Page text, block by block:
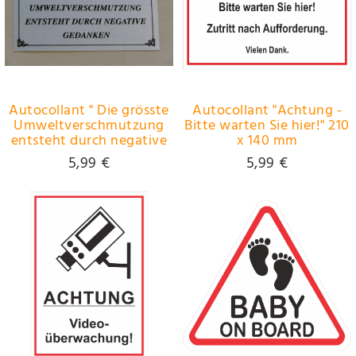
Autocollant " Die grösste
Umweltverschmutzung
entsteht durch negative
Gedanken" taille 70 x 140
mm
5,99 €
Autocollant "Achtung -
Bitte warten Sie hier!" 210
x 140 mm
5,99 €